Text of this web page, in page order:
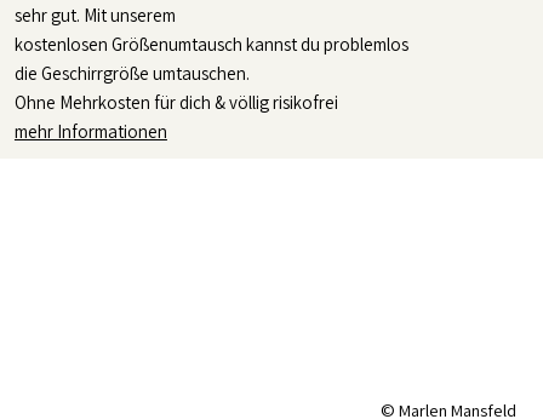
sehr gut. Mit unserem
kostenlosen Größenumtausch kannst du problemlos
die Geschirrgröße umtauschen.
Ohne Mehrkosten für dich & völlig risikofrei
mehr Informationen
© Marlen Mansfeld